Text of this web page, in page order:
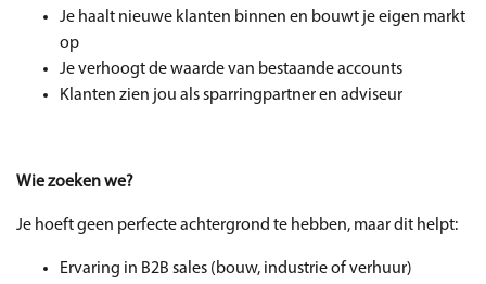
Je haalt nieuwe klanten binnen en bouwt je eigen markt
op
Je verhoogt de waarde van bestaande accounts
Klanten zien jou als sparringpartner en adviseur
Wie zoeken we?
Je hoeft geen perfecte achtergrond te hebben, maar dit helpt:
Ervaring in B2B sales (bouw, industrie of verhuur)